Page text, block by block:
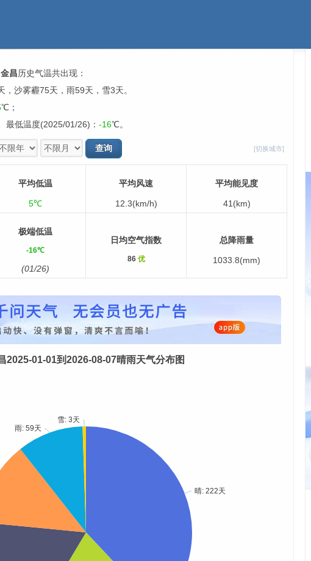
金昌历史气温共出现：
沙雾霾75天，雨59天，雪3天。
℃；
最低温度(2025/01/26)： -16℃。
[切换城市]
平均低温
5℃
平均风速
12.3(km/h)
平均能见度
41(km)
极端低温
-16℃
(01/26)
日均空气指数
86 优
总降雨量
1033.8(mm)
2025-01-01到2026-08-07晴雨天气分布图